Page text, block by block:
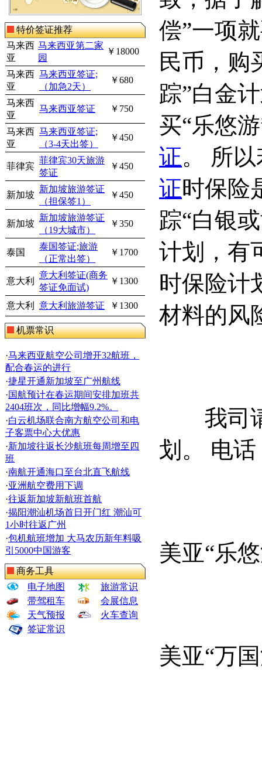
特价签证推荐
马来西
亚
马来西亚第二家
园
￥18000
马来西
亚
马来西亚签证;
（加急2天）
￥680
马来西
亚
马来西亚签证 ￥750
马来西
亚
马来西亚签证;
（3-4天出签）
￥450
菲律宾
菲律宾30天旅游
签证
￥450
新加坡
新加坡旅游签证
（担保签1）
￥450
新加坡
新加坡旅游签证
（19大城市）
￥350
泰国
泰国签证;旅游
（正常出签）
￥1700
意大利
意大利签证(商务
签证免面试)
￥1300
意大利 意大利旅游签证 ￥1300
机票常识
·马来西亚航空公司增开32航班，
配合春运的进行
·捷星开通新加坡至广州航线
·国航预计在春运期间安排加班共
2404班次，同比增幅9.2%。
·白云机场联合南方航空公司和电
子客票中心大优惠
·新加坡往返长沙航班每周增至四
班
·南航开通海口至台北直飞航线
·亚洲航空费用下调
·往返新加坡新航班首航
·揭阳潮汕机场首日开门红 潮汕可
1小时往返广州
·包机航班增加 大马农历新年料吸
引5000中国游客
商务工具
电子地图
旅游常识
带驾租车
会展信息
天气预报
火车查询
签证常识
偿”一项
民币，购
踪”白金
买“乐悠
证。 所
证时保险
踪“白银
计划，有
时保险计
材料的风
我司请
划。 电话
美亚“乐
美亚“万